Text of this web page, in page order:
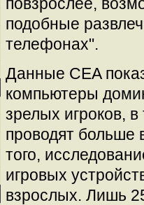
подобные
телефонах".
Данные CEA
компьютеры
зрелых игроков,
проводят больше
того,
игровых
взрослых. Лишь